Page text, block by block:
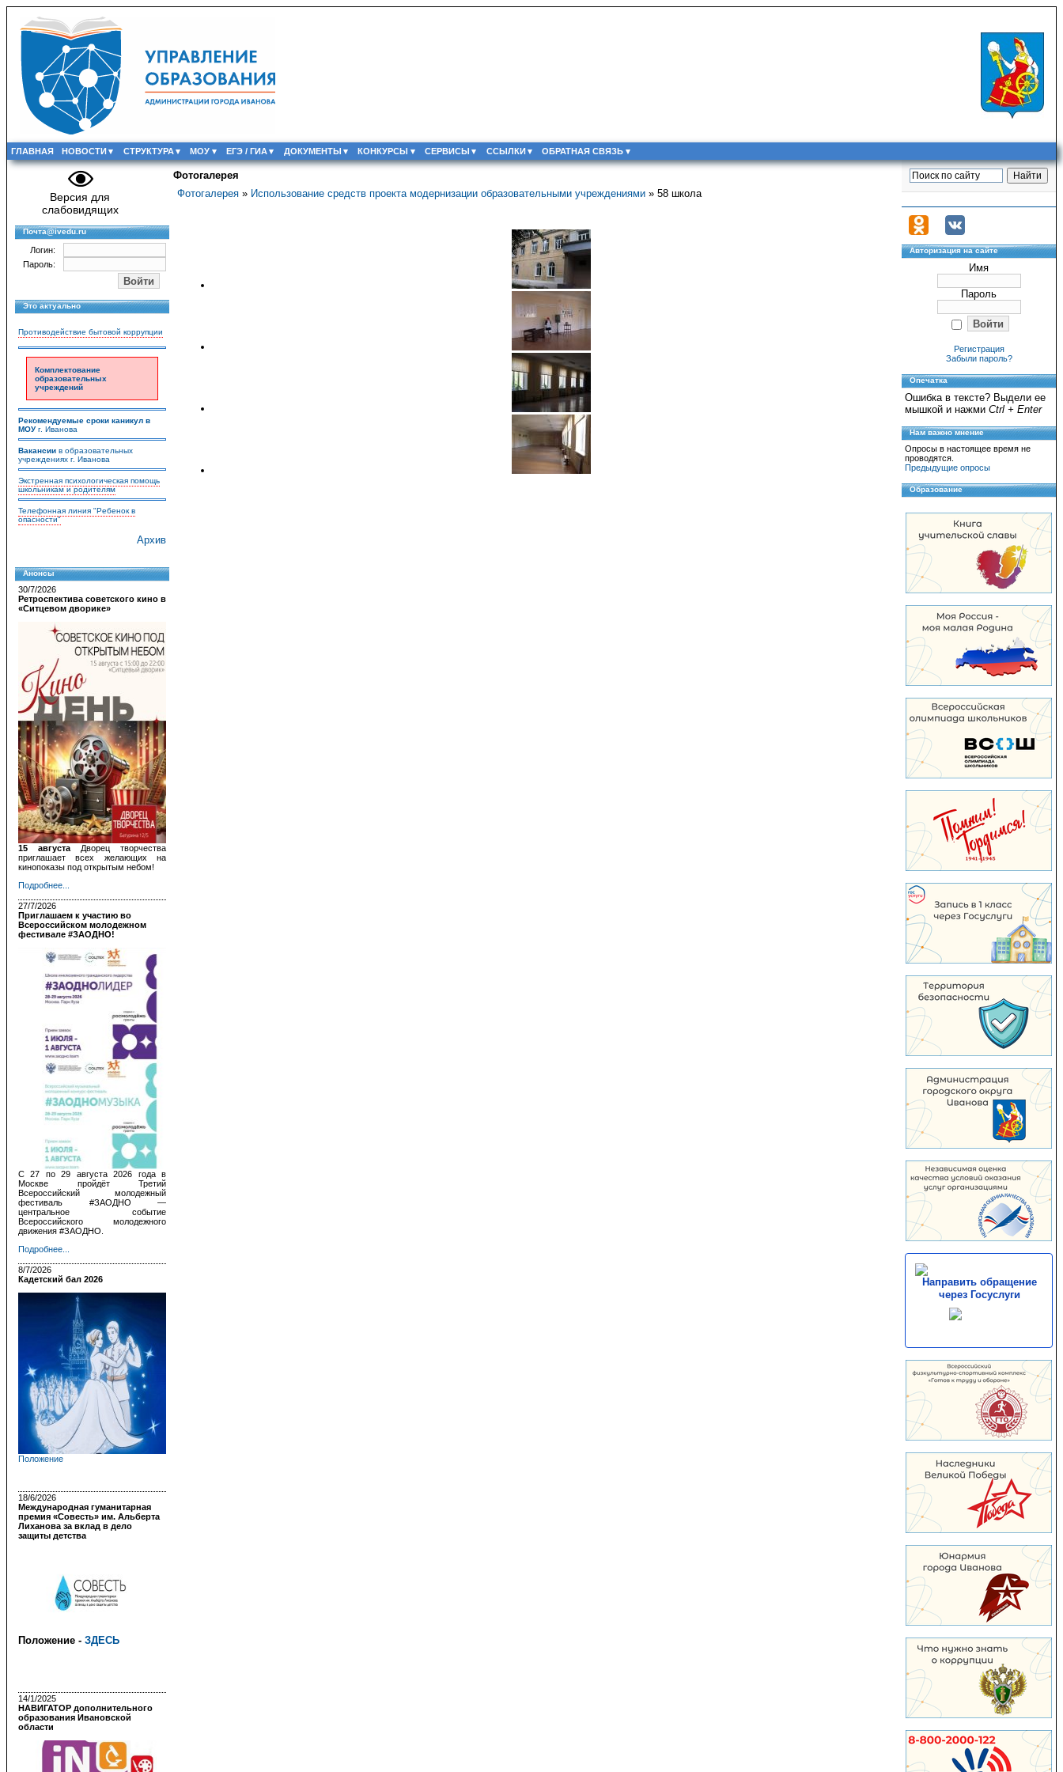
ГЛАВНАЯ НОВОСТИ СТРУКТУРА МОУ ЕГЭ / ГИА ДОКУМЕНТЫ КОНКУРСЫ СЕРВИСЫ ССЫЛКИ ОБРАТНАЯ СВЯЗЬ
Версия для
слабовидящих
Почта@ivedu.ru
Логин:
Пароль:
Это актуально
Противодействие бытовой коррупции
Комплектование
образовательных
учреждений
Рекомендуемые сроки каникул в
МОУг. Иванова
Вакансии в образовательных
учреждениях г. Иванова
Экстренная психологическая помощь
школьникам и родителям
Телефонная линия "Ребенок в
опасности"
Архив
Анонсы
30/7/2026
Ретроспектива советского кино в
«Ситцевом дворике»
15 августа
Дворец творчества
приглашает всех желающих на
кинопоказы под открытым небом!
Подробнее...
27/7/2026
Приглашаем к участию во
Всероссийском молодежном
фестивале #ЗАОДНО!
С 27 по 29 августа 2026 года в
Москве пройдёт Третий
Всероссийский молодежный
фестиваль #ЗАОДНО —
центральное событие
Всероссийского молодежного
движения #ЗАОДНО.
Подробнее...
8/7/2026
Кадетский бал 2026
Положение
18/6/2026
Международная гуманитарная
премия «Совесть» им. Альберта
Лиханова за вклад в дело
защиты детства
Положение - ЗДЕСЬ
14/1/2025
НАВИГАТОР дополнительного
образования Ивановской
области
Фотогалерея
Фотогалерея » Использование средств проекта модернизации образовательными учреждениями » 58 школа
Авторизация на сайте
Имя
Пароль
Регистрация
Забыли пароль?
Опечатка
Ошибка в тексте? Выдели ее
мышкой и нажми Ctrl + Enter
Нам важно мнение
Опросы в настоящее время не
проводятся.
Предыдущие опросы
Образование
Направить обращение
через Госуслуги